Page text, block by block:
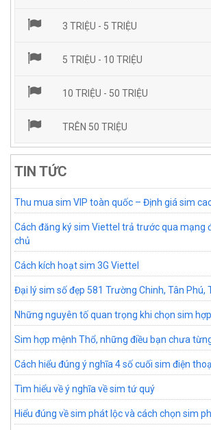
3 TRIỆU - 5 TRIỆU
5 TRIỆU - 10 TRIỆU
10 TRIỆU - 50 TRIỆU
TRÊN 50 TRIỆU
TIN TỨC
Thu mua sim VIP toàn quốc – Định giá sim
Cách đăng ký sim Viettel trả trước qua mạng
chủ
Cách kích hoạt sim 3G Viettel
Đại lý sim số đẹp 581 Trường Chinh, Tân Phú,
Những nguyên tố quan trọng khi chọn sim
Sim hợp mệnh Thổ, những điều bạn chưa
Cách hiểu đúng ý nghĩa 4 số cuối sim điện
Tìm hiểu về ý nghĩa về sim tứ quý
Hiểu đúng về sim phát lộc và cách chọn sim